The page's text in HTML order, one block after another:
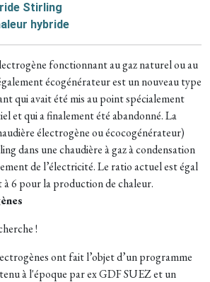
Stirling
hybride
fonctionnant au gaz naturel ou au
écogénérateur est un nouveau type
qui avait été mis au point spécialement
et qui a finalement été abandonné. La
électrogène ou écocogénérateur)
dans une chaudière à gaz à condensation
de l’électricité. Le ratio actuel est égal
6 pour la production de chaleur.
!
ont fait l’objet d’un programme
à l'époque par ex GDF SUEZ et un